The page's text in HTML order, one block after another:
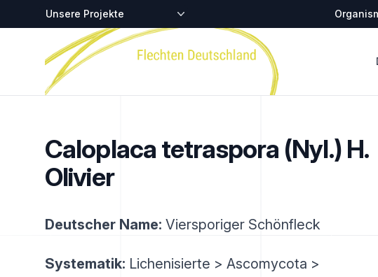
Zentralstellen-Projekte
Startseite
Caloplaca tetraspora (Nyl.) H.
Olivier
Deutscher Name: Viersporiger Schönfleck
Systematik: Lichenisierte > Ascomycota >